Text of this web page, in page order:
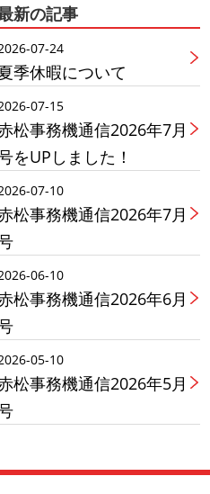
新の記事
07-24
季休暇について
07-15
松事務機通信2026年7月
をUPしました！
07-10
松事務機通信2026年7月
06-10
松事務機通信2026年6月
05-10
松事務機通信2026年5月